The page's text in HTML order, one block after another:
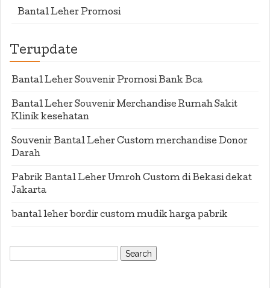
Bantal Leher Promosi
Terupdate
Bantal Leher Souvenir Promosi Bank Bca
Bantal Leher Souvenir Merchandise Rumah Sakit
Klinik kesehatan
Souvenir Bantal Leher Custom merchandise Donor
Darah
Pabrik Bantal Leher Umroh Custom di Bekasi dekat
Jakarta
bantal leher bordir custom mudik harga pabrik
Search
for: